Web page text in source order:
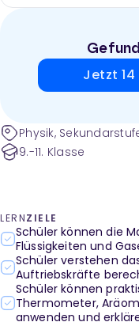
Jetzt
Physik,
Mechanik,
mechanische
der Materie,
Dynamik, Dichte,
Thermodynamik,
und Rotation,
Drehmoment,
physikalische
9.-11. Klasse
LERNZIELE
Schüler können die
Flüssigkeiten und
Schüler verstehen
Auftriebskräfte
Schüler können
Thermometer,
anwenden und